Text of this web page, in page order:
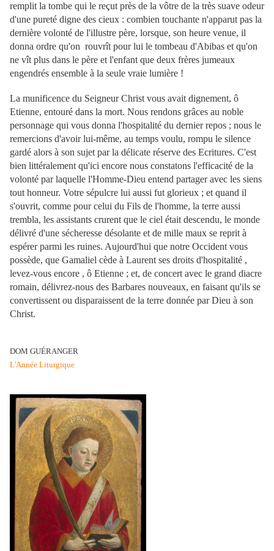
remplit la tombe qui le reçut près de la vôtre de la très suave odeur
d'une pureté digne des cieux : combien touchante n'apparut pas la
dernière volonté de l'illustre père, lorsque, son heure venue, il
donna ordre qu'on rouvrît pour lui le tombeau d'Abibas et qu'on
ne vît plus dans le père et l'enfant que deux frères jumeaux
engendrés ensemble à la seule vraie lumière !
La munificence du Seigneur Christ vous avait dignement, ô
Etienne, entouré dans la mort. Nous rendons grâces au noble
personnage qui vous donna l'hospitalité du dernier repos ; nous le
remercions d'avoir lui-même, au temps voulu, rompu le silence
gardé alors à son sujet par la délicate réserve des Ecritures. C'est
bien littéralement qu'ici encore nous constatons l'efficacité de la
volonté par laquelle l'Homme-Dieu entend partager avec les siens
tout honneur. Votre sépulcre lui aussi fut glorieux ; et quand il
s'ouvrit, comme pour celui du Fils de l'homme, la terre aussi
trembla, les assistants crurent que le ciel était descendu, le monde
délivré d'une sécheresse désolante et de mille maux se reprit à
espérer parmi les ruines. Aujourd'hui que notre Occident vous
possède, que Gamaliel cède à Laurent ses droits d'hospitalité ,
levez-vous encore , ô Etienne ; et, de concert avec le grand diacre
romain, délivrez-nous des Barbares nouveaux, en faisant qu'ils se
convertissent ou disparaissent de la terre donnée par Dieu à son
Christ.
DOM GUÉRANGER
L'Année Liturgique